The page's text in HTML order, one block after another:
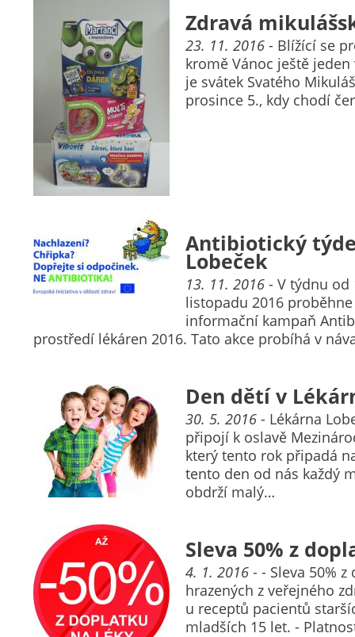
Zdravá
23. 11. 2016 - Blížící se
kromě Vánoc ještě
je svátek Svatého
prosince 5., kdy chodí
Antibiotický
Lobeček
13. 11. 2016 - V týdnu od
listopadu 2016
informační kampaň
prostředí lékáren 2016. Tato akce probíhá v
Den dětí v
30. 5. 2016 - Lékárna
připojí k oslavě
který tento rok připadá
tento den od nás každý
obdrží malý…
Sleva 50% z
4. 1. 2016 - - Sleva 50%
hrazených z veřejného
u receptů pacientů
mladších 15 let. -